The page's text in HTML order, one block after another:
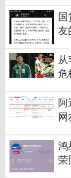
友
从
危
鸿
荣